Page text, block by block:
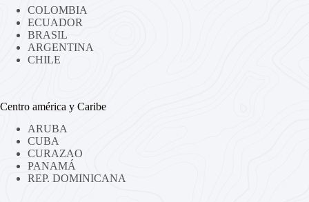
COLOMBIA
ECUADOR
BRASIL
ARGENTINA
CHILE
Centro américa y Caribe
ARUBA
CUBA
CURAZAO
PANAMÁ
REP. DOMINICANA